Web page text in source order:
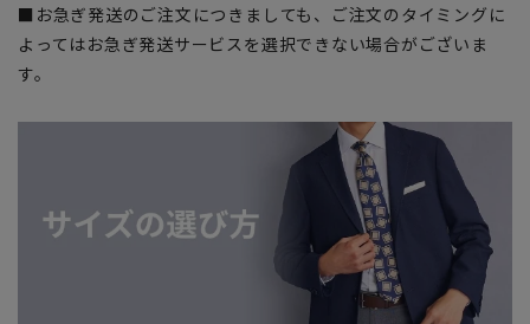
■お急ぎ発送のご注文につきましても、ご注文のタイミングに
よってはお急ぎ発送サービスを選択できない場合がございま
す。